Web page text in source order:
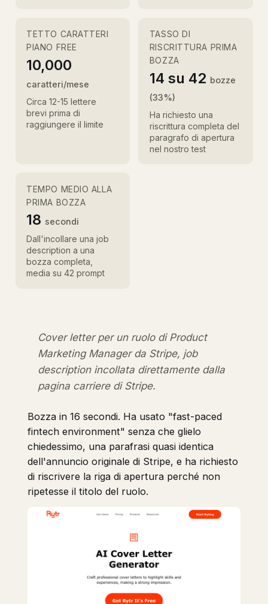
TETTO CARATTERI
PIANO FREE
10,000
caratteri/mese
Circa 12-15 lettere
brevi prima di
raggiungere il limite
TASSO DI
RISCRITTURA PRIMA
BOZZA
14 su 42 bozze
(33%)
Ha richiesto una
riscrittura completa del
paragrafo di apertura
nel nostro test
TEMPO MEDIO ALLA
PRIMA BOZZA
18 secondi
Dall'incollare una job
description a una
bozza completa,
media su 42 prompt
Cover letter per un ruolo di Product
Marketing Manager da Stripe, job
description incollata direttamente dalla
pagina carriere di Stripe.
Bozza in 16 secondi. Ha usato "fast-paced
fintech environment" senza che glielo
chiedessimo, una parafrasi quasi identica
dell'annuncio originale di Stripe, e ha richiesto
di riscrivere la riga di apertura perché non
ripetesse il titolo del ruolo.